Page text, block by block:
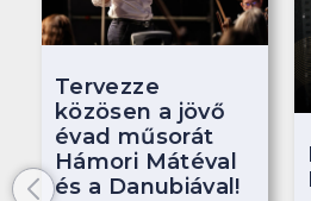
Tervezze
közösen a jövő
évad műsorát
Hámori Mátéval
és a Danubiával!